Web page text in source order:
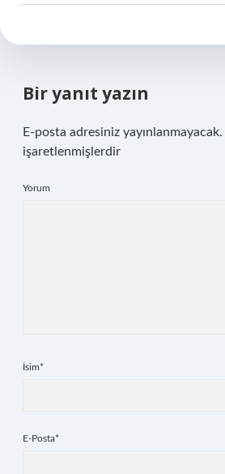
Bir yanıt yazın
E-posta adresiniz yayınlanmayacak.
işaretlenmişlerdir
Yorum
İsim*
E-Posta*